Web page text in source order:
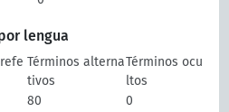
lengua
Términos alterna
tivos
Términos ocu
ltos
80
0